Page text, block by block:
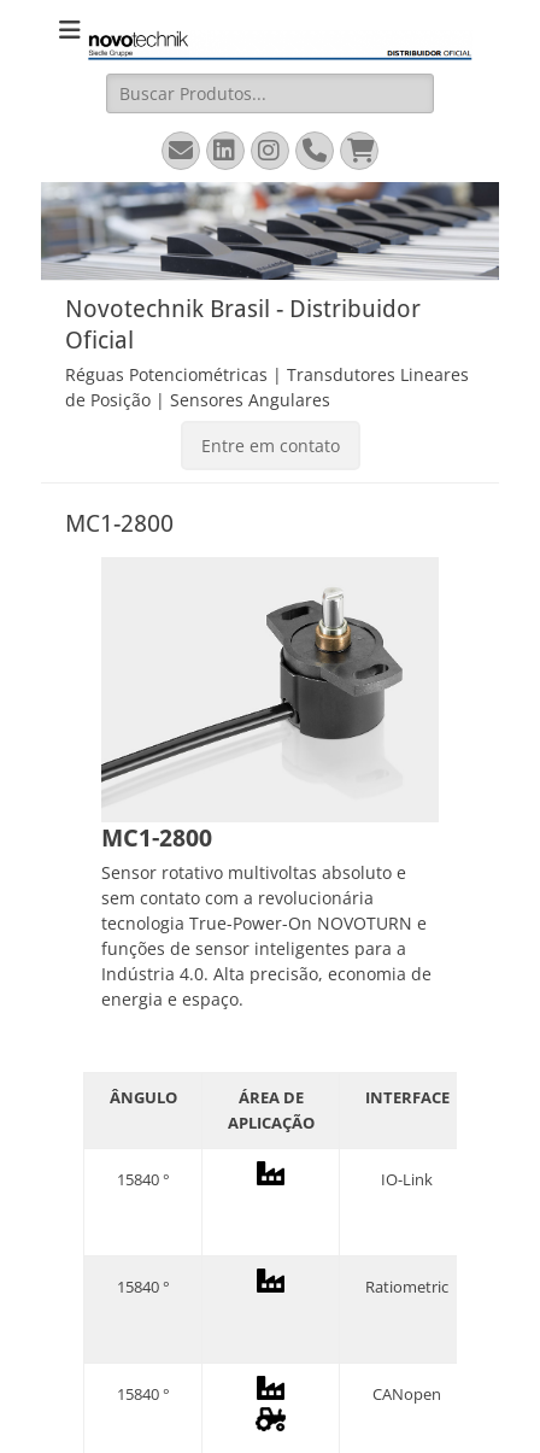
Novotechnik
Brasil
Site Oficial – Régua Potenciométrica, Transdutor Linear
Magnetostritivo, Sensores Angulares
Pesquisar
por:
EmailLinkedIn
Instagram
FoneCarrinho
Novotechnik Brasil - Distribuidor
Oficial
Réguas Potenciométricas | Transdutores Lineares
de Posição | Sensores Angulares
Entre em contato
MC1-2800
MC1-2800
Sensor rotativo multivoltas absoluto e
sem contato com a revolucionária
tecnologia True-Power-On NOVOTURN e
funções de sensor inteligentes para a
Indústria 4.0. Alta precisão, economia de
energia e espaço.
ÂNGULO
ÁREA DE
APLICAÇÃO
INTERFACE
15840 ° IO-Link
15840 ° Ratiometric
15840 ° CANopen